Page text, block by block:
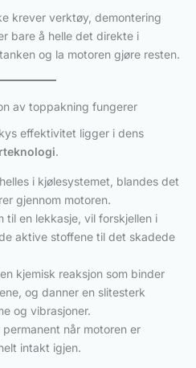
krever verktøy, demontering
bare å helle det direkte i
og la motoren gjøre resten.
av toppakning fungerer
effektivitet ligger i dens
.
i kjølesystemet, blandes det
gjennom motoren.
til en lekkasje, vil forskjellen i
aktive stoffene til det skadede
kjemisk reaksjon som binder
og danner en slitesterk
og vibrasjoner.
når motoren er
intakt igjen.